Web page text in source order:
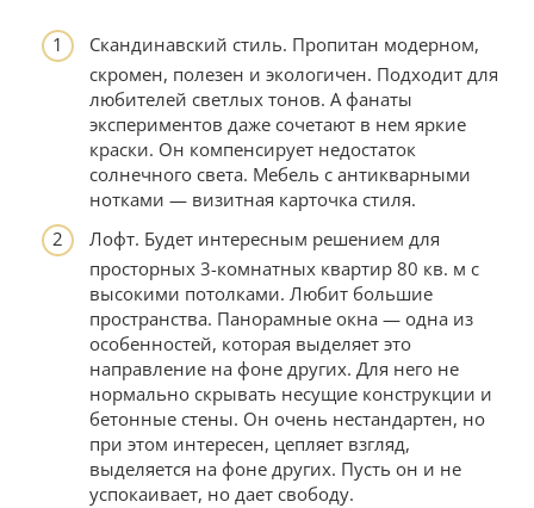
Скандинавский стиль. Пропитан модерном,
скромен, полезен и экологичен. Подходит для
любителей светлых тонов. А фанаты
экспериментов даже сочетают в нем яркие
краски. Он компенсирует недостаток
солнечного света. Мебель с антикварными
нотками — визитная карточка стиля.
Лофт. Будет интересным решением для
просторных 3-комнатных квартир 80 кв. м с
высокими потолками. Любит большие
пространства. Панорамные окна — одна из
особенностей, которая выделяет это
направление на фоне других. Для него не
нормально скрывать несущие конструкции и
бетонные стены. Он очень нестандартен, но
при этом интересен, цепляет взгляд,
выделяется на фоне других. Пусть он и не
успокаивает, но дает свободу.